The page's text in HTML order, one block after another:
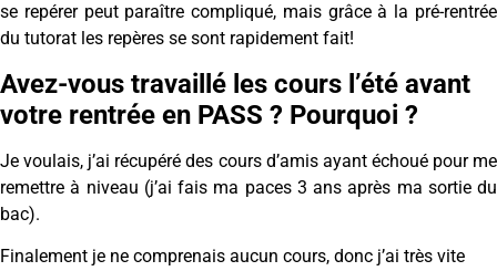
se repérer peut paraître compliqué, mais grâce à la pré-rentrée
du tutorat les repères se sont rapidement fait!
Avez-vous travaillé les cours l’été avant
votre rentrée en PASS ? Pourquoi ?
Je voulais, j’ai récupéré des cours d’amis ayant échoué pour me
remettre à niveau (j’ai fais ma paces 3 ans après ma sortie du
bac).
Finalement je ne comprenais aucun cours, donc j’ai très vite